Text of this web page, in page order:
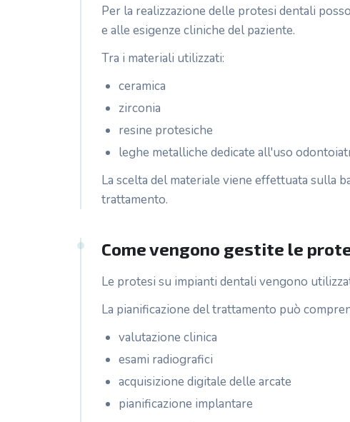
Per la realizzazione delle protesi dentali
e alle esigenze cliniche del paziente.
Tra i materiali utilizzati:
ceramica
zirconia
resine protesiche
leghe metalliche dedicate all'uso
La scelta del materiale viene effettuata sulla
trattamento.
Come vengono gestite le
Le protesi su impianti dentali vengono
La pianificazione del trattamento può
valutazione clinica
esami radiografici
acquisizione digitale delle arcate
pianificazione implantare